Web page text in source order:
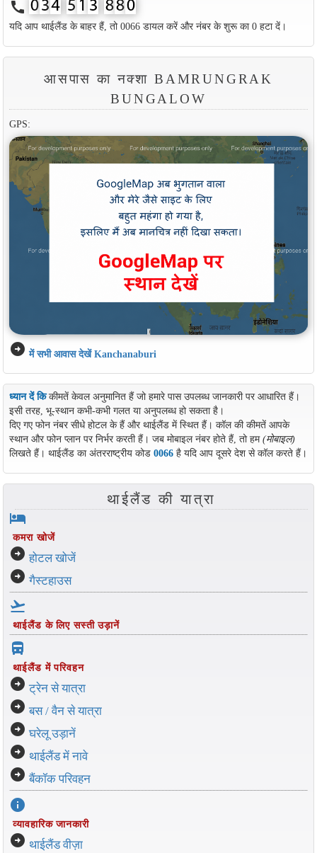
call
यदि आप थाईलैंड के बाहर हैं, तो 0066 डायल करें और नंबर के शुरू का 0 हटा दें।
आसपास का नक्शा BAMRUNGRAK
BUNGALOW
GPS:
arrow_circle_right में सभी आवास देखें Kanchanaburi
ध्यान दें किकीमतें केवल अनुमानित हैं जो हमारे पास उपलब्ध जानकारी पर आधारित हैं।
इसी तरह, भू-स्थान कभी-कभी गलत या अनुपलब्ध हो सकता है।
दिए गए फोन नंबर सीधे होटल के हैं और थाईलैंड में स्थित हैं। कॉल की कीमतें आपके
स्थान और फोन प्लान पर निर्भर करती हैं। जब मोबाइल नंबर होते हैं, तो हम(मोबाइल)
लिखते हैं। थाईलैंड का अंतरराष्ट्रीय कोड 0066है यदि आप दूसरे देश से कॉल करते हैं।
थाईलैंड की यात्रा
hotel
कमरा खोजें
arrow_circle_right होटल खोजें
arrow_circle_right गैस्टहाउस
flight_takeoff
थाईलैंड के लिए सस्ती उड़ानें
directions_bus_filled
थाईलैंड में परिवहन
arrow_circle_right ट्रेन से यात्रा
arrow_circle_right बस / वैन से यात्रा
arrow_circle_right घरेलू उड़ानें
arrow_circle_right थाईलैंड में नावे
arrow_circle_right बैंकॉक परिवहन
info
व्यावहारिक जानकारी
arrow_circle_right थाईलैंड वीज़ा